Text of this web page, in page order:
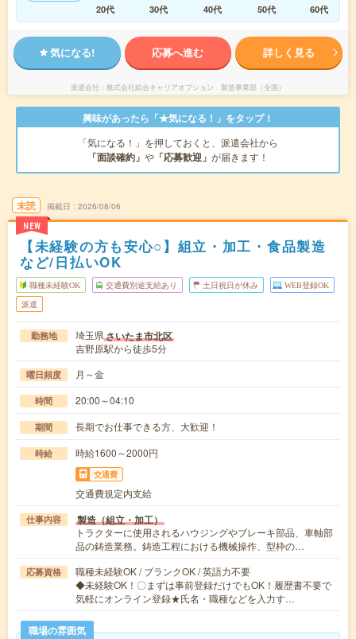
20代
30代 40代 50代 60代
気になる! 応募へ進む 詳しく見る
派遣会社 株式会社綜合キャリアオプション 製造事業部（全国）
興味があったら「★気になる！」をタップ！
「気になる！」を押しておくと、派遣会社から
「面談確約」 や 「応募歓迎」 が届きます！
未読
NEW
掲載日 2026/08/06
【未経験の方も安心○】組立・加工・食品製造
など/日払いOK
職種未経験OK 交通費別途支給あり 土日祝日が休み WEB登録OK
派遣
勤務地 埼玉県さいたま市北区
吉野原駅から徒歩5分
曜日頻度 月～金
時間 20:00～04:10
期間 長期でお仕事できる方、大歓迎！
時給 時給1600～2000円
交通費
交通費規定内支給
仕事内容 製造（組立・加工）
トラクターに使用されるハウジングやブレーキ部品、車軸部
品の鋳造業務。鋳造工程における機械操作、型枠の…
応募資格
職種未経験OK / ブランクOK / 英語力不要
◆未経験OK！〇まずは事前登録だけでもOK！履歴書不要で
気軽にオンライン登録★氏名・職種などを入力す…
職場の雰囲気